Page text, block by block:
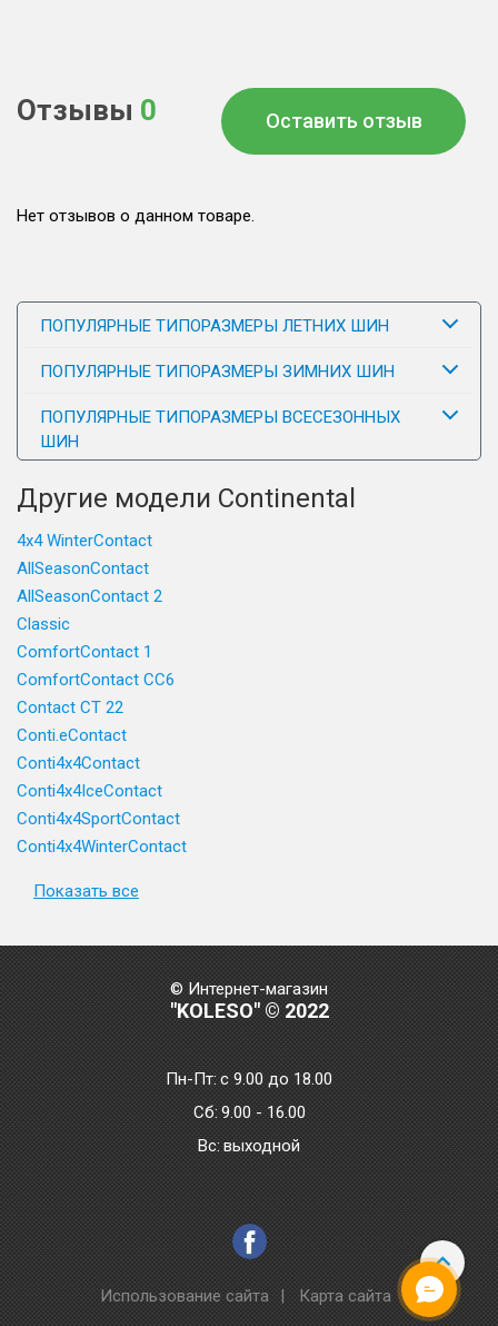
Отзывы 0 Оставить отзыв
Нет отзывов о данном товаре.
ПОПУЛЯРНЫЕ ТИПОРАЗМЕРЫ ЛЕТНИХ ШИН
ПОПУЛЯРНЫЕ ТИПОРАЗМЕРЫ ЗИМНИХ ШИН
ПОПУЛЯРНЫЕ ТИПОРАЗМЕРЫ ВСЕСЕЗОННЫХ
ШИН
Другие модели Continental
4x4 WinterContact
AllSeasonContact
AllSeasonContact 2
Classic
ComfortContact 1
ComfortContact CC6
Contact CT 22
Conti.eContact
Conti4x4Contact
Conti4x4IceContact
Conti4x4SportContact
Conti4x4WinterContact
Показать все
© Интернет-магазин
"KOLESO" © 2022
Пн-Пт:с 9.00 до 18.00
Сб: 9.00 - 16.00
Bc: выходной
Использование сайта | Карта сайта